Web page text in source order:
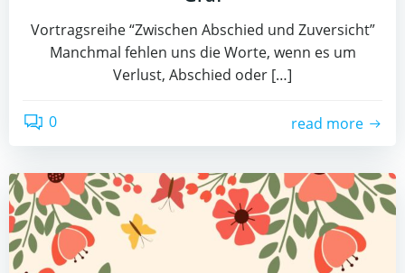
Vortragsreihe “Zwischen Abschied und Zuversicht”
Manchmal fehlen uns die Worte, wenn es um
Verlust, Abschied oder […]
0 read more